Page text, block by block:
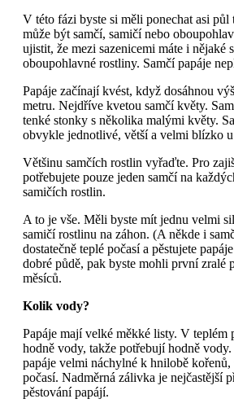
V této fázi byste si měli ponechat asi půl
může být samčí, samičí nebo
ujistit, že mezi sazenicemi máte i nějaké
oboupohlavné rostliny. Samčí papáje
Papáje začínají kvést, když dosáhnou
metru. Nejdříve kvetou samčí květy.
tenké stonky s několika malými květy.
obvykle jednotlivé, větší a velmi blízko u
Většinu samčích rostlin vyřaďte. Pro
potřebujete pouze jeden samčí na
samičích rostlin.
A to je vše. Měli byste mít jednu velmi
samičí rostlinu na záhon. (A někde i
dostatečně teplé počasí a pěstujete
dobré půdě, pak byste mohli první zralé
měsíců.
Kolik vody?
Papáje mají velké měkké listy. V teplém
hodně vody, takže potřebují hodně
papáje velmi náchylné k hnilobě kořenů,
počasí. Nadměrná zálivka je nejčastější
pěstování papájí.